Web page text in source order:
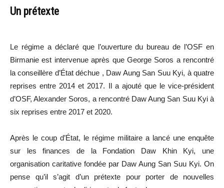
Un prétexte
Le régime a déclaré que l’ouverture du bureau de l’OSF en
Birmanie est intervenue après que George Soros a rencontré
la conseillère d’État déchue , Daw Aung San Suu Kyi, à quatre
reprises entre 2014 et 2017. Il a ajouté que le vice-président
d’OSF, Alexander Soros, a rencontré Daw Aung San Suu Kyi à
six reprises entre 2017 et 2020.
Après le coup d’État, le régime militaire a lancé une enquête
sur les finances de la Fondation Daw Khin Kyi, une
organisation caritative fondée par Daw Aung San Suu Kyi. On
pense qu’il s’agit d’un prétexte pour porter de nouvelles